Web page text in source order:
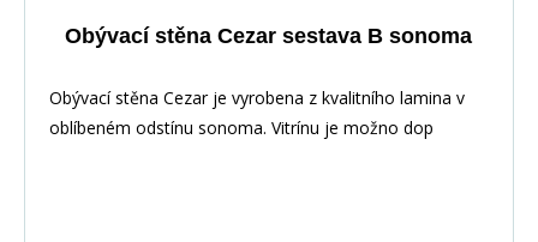
Obývací stěna Cezar sestava B sonoma
Obývací stěna Cezar je vyrobena z kvalitního lamina v
oblíbeném odstínu sonoma. Vitrínu je možno dop